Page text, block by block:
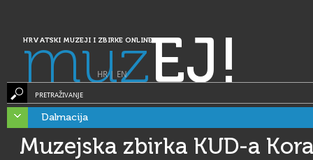
HRVATSKI MUZEJI I ZBIRKE ONLINE
muzEJ!
HR| EN
PRETRAŽIVANJE
Dalmacija
Muzejska zbirka KUD-a